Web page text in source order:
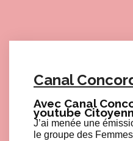
Canal
Avec Canal
youtube
J’ai menée une
le groupe des